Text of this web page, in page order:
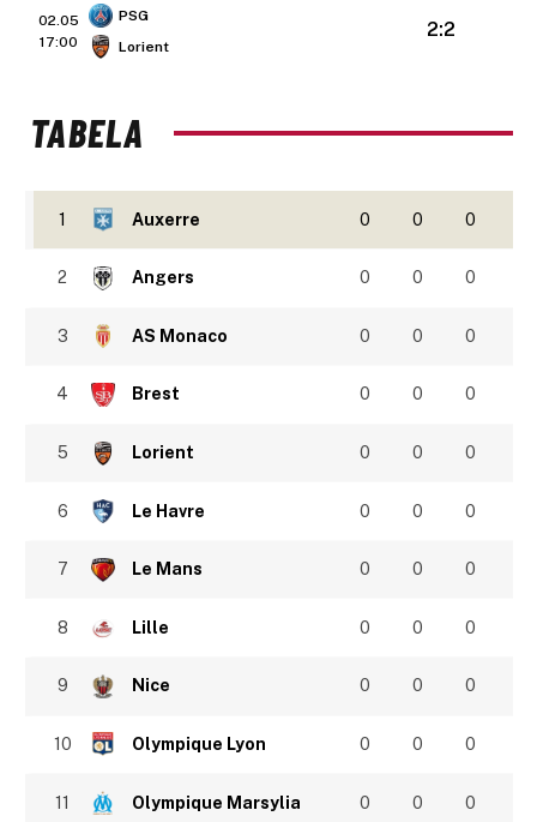
02.05
17:00
PSG
Lorient
2:2
TABELA
1 Auxerre 0 0 0
2 Angers 0 0 0
3 AS Monaco 0 0 0
4 Brest 0 0 0
5 Lorient 0 0 0
6 Le Havre 0 0 0
7 Le Mans 0 0 0
8 Lille 0 0 0
9 Nice 0 0 0
10 Olympique Lyon 0 0 0
11 Olympique Marsylia 0 0 0